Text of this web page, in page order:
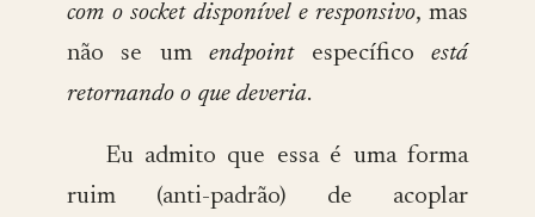
com o socket disponível e responsivo, mas
não se umendpointespecífico está
retornando o que deveria.
Eu admito que essa é uma forma
ruim (anti-padrão) de acoplar